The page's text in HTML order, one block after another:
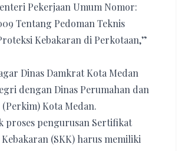
Pekerjaan Umum Nomor:
Tentang Pedoman Teknis
Kebakaran di Perkotaan,”
Dinas Damkrat Kota Medan
dengan Dinas Perumahan dan
Kota Medan.
proses pengurusan Sertifikat
(SKK) harus memiliki